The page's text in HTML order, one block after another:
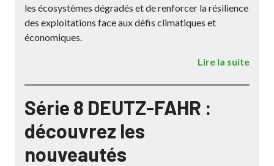
les écosystèmes dégradés et de renforcer la résilience
des exploitations face aux défis climatiques et
économiques.
Lire la suite
Série 8 DEUTZ-FAHR :
découvrez les
nouveautés